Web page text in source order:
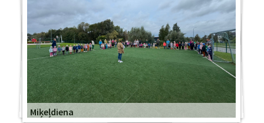
Miķeļdiena